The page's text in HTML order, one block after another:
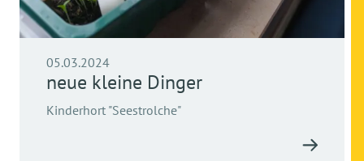
05.03.2024
neue kleine Dinger
Kinderhort "Seestrolche"